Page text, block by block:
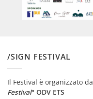
/SIGN FESTIVAL
Il Festival è organizzato
Festival" ODV ETS